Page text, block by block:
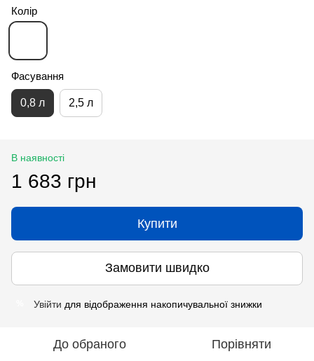
Колір
Фасування
0,8 л 2,5 л
В наявності
1 683 грн
Купити
Замовити швидко
Увійти для відображення накопичувальної знижки
До обраного Порівняти